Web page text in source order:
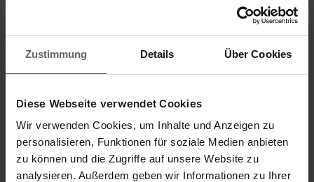
Zustimmung Details Über Cookies
Diese Webseite verwendet Cookies
Wir verwenden Cookies, um Inhalte und Anzeigen zu
personalisieren, Funktionen für soziale Medien anbieten
zu können und die Zugriffe auf unsere Website zu
analysieren. Außerdem geben wir Informationen zu Ihrer